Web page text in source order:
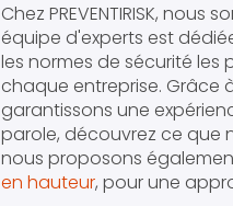
Chez PREVENTIRISK,
équipe d'experts est
les normes de sécurité
chaque entreprise. Grâce
garantissons une
parole, découvrez ce que
nous proposons
en hauteur, pour une